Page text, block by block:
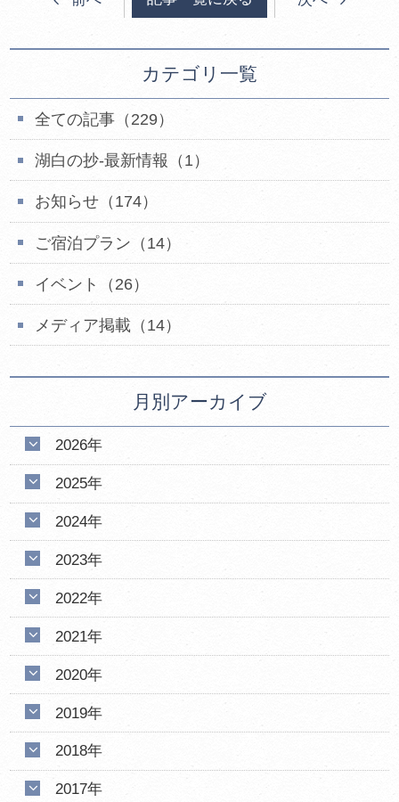
カテゴリ一覧
全ての記事（229）
湖白の抄‐最新情報（1）
お知らせ（174）
ご宿泊プラン（14）
イベント（26）
メディア掲載（14）
月別アーカイブ
2026年
2025年
2024年
2023年
2022年
2021年
2020年
2019年
2018年
2017年